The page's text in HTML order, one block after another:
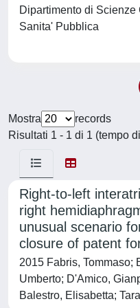
Dipartimento di
Sanita' Pubblica
Mostra
records
Risultati 1 - 1 di 1 (tempo
Right-to-left
right
unusual scenario
closure of patent
2015 Fabris, Tommaso;
Umberto; D'Amico,
Balestro, Elisabetta;